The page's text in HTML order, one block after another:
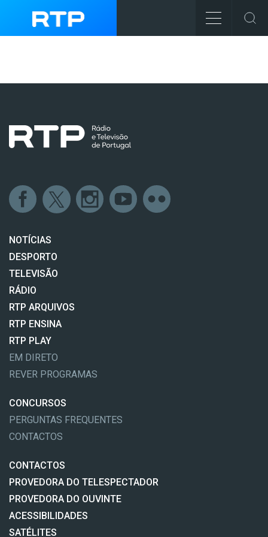
NOTÍCIAS
DESPORTO
TELEVISÃO
RÁDIO
RTP ARQUIVOS
RTP ENSINA
RTP PLAY
EM DIRETO
REVER PROGRAMAS
CONCURSOS
PERGUNTAS FREQUENTES
CONTACTOS
CONTACTOS
PROVEDORA DO TELESPECTADOR
PROVEDORA DO OUVINTE
ACESSIBILIDADES
SATÉLITES